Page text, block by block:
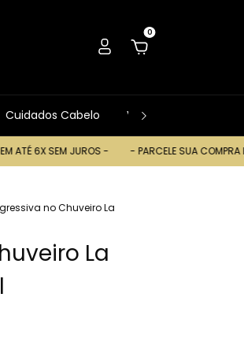
0
Cuidados Cabelo Ver Tudo
6X SEM JUROS - - PARCELE SUA COMPRA EM
no Chuveiro La
La